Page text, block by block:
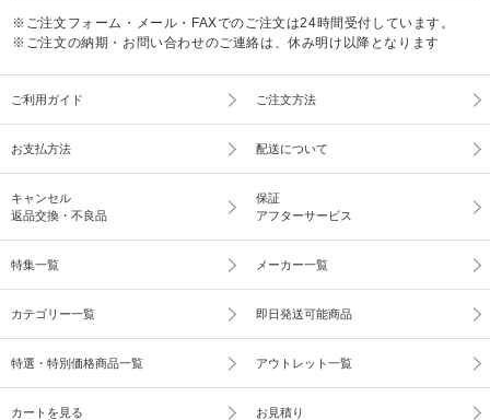
※ご注文フォーム・メール・FAXでのご注文は24時間受付しています。
※ご注文の納期・お問い合わせのご連絡は、休み明け以降となります
ご利用ガイド ご注文方法
お支払方法 配送について
キャンセル
返品交換・不良品
保証
アフターサービス
特集一覧 メーカー一覧
カテゴリー一覧 即日発送可能商品
特選・特別価格商品一覧 アウトレット一覧
カートを見る お見積り